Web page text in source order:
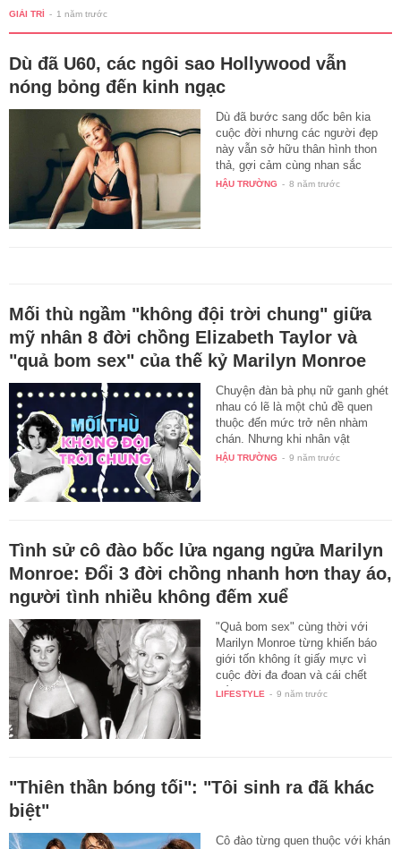
GIẢI TRÍ - 1 năm trước
Dù đã U60, các ngôi sao Hollywood vẫn
nóng bỏng đến kinh ngạc
Dù đã bước sang dốc bên kia
cuộc đời nhưng các người đẹp
này vẫn sở hữu thân hình thon
thả, gợi cảm cùng nhan sắc
tươi…
HẬU TRƯỜNG - 8 năm trước
Mối thù ngầm "không đội trời chung" giữa
mỹ nhân 8 đời chồng Elizabeth Taylor và
"quả bom sex" của thế kỷ Marilyn Monroe
Chuyện đàn bà phụ nữ ganh ghét
nhau có lẽ là một chủ đề quen
thuộc đến mức trở nên nhàm
chán. Nhưng khi nhân vật
chính…
HẬU TRƯỜNG - 9 năm trước
Tình sử cô đào bốc lửa ngang ngửa Marilyn
Monroe: Đổi 3 đời chồng nhanh hơn thay áo,
người tình nhiều không đếm xuể
"Quả bom sex" cùng thời với
Marilyn Monroe từng khiến báo
giới tốn không ít giấy mực vì
cuộc đời đa đoan và cái chết
bất…
LIFESTYLE - 9 năm trước
"Thiên thần bóng tối": "Tôi sinh ra đã khác
biệt"
Cô đào từng quen thuộc với khán